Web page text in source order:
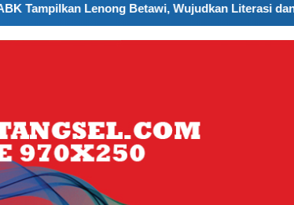
Lenong Betawi, Wujudkan Literasi dan Cinta